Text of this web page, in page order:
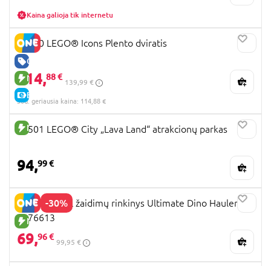
Kaina galioja tik internetu
GERA KAINA
NAUJA PREKĖ
E-KAINA
11380 LEGO® Icons Plento dviratis
114,88 €
139,99 €
30d. geriausia kaina: 114,88 €
NAUJA PREKĖ
60501 LEGO® City „Lava Land“ atrakcionų parkas
94,99 €
-30%
NAUJA PREKĖ
PAW PATROL žaidimų rinkinys Ultimate Dino Hauler,
6076613
69,96 €
99,95 €